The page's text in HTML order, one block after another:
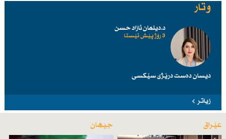
وتار
د.دیلمان ئازاد حسن
3 رۆژ پێش ئێستا
دیسان دەست درێژی سێكسی
زیاتر
عێراق جیهان